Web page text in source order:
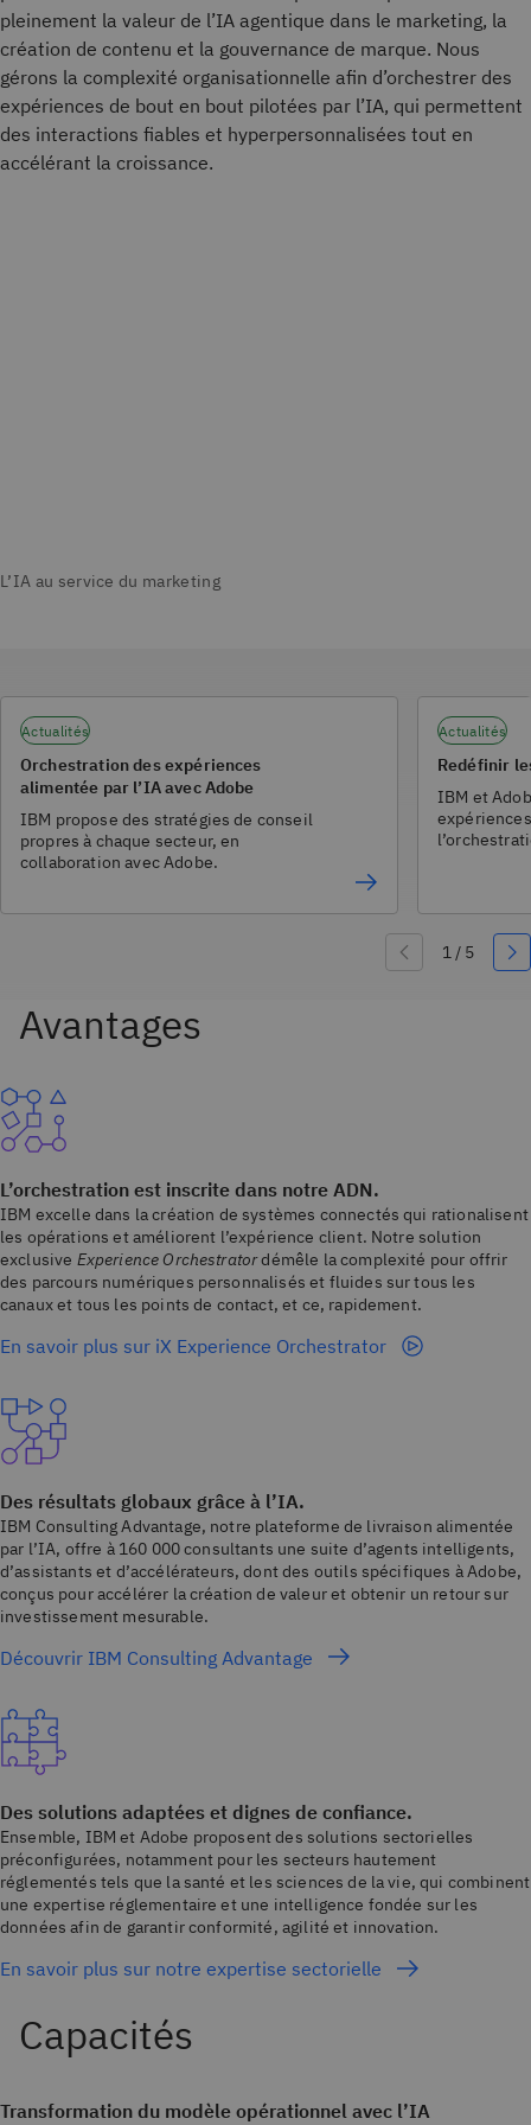
pleinement la valeur de l’IA agentique dans le marketing, la
création de contenu et la gouvernance de marque. Nous
gérons la complexité organisationnelle afin d’orchestrer des
expériences de bout en bout pilotées par l’IA, qui permettent
des interactions fiables et hyperpersonnalisées tout en
accélérant la croissance.
Actualités
Orchestration des expériences
alimentée par l’IA avec Adobe
IBM propose des stratégies de conseil
propres à chaque secteur, en
collaboration avec Adobe.
Actualités
Redéfinir
IBM et
L’orchestration est inscrite dans notre ADN.
IBM excelle dans la création de systèmes connectés qui rationalisent
les opérations et améliorent l’expérience client. Notre solution
exclusive Experience Orchestratordémêle la complexité pour offrir
des parcours numériques personnalisés et fluides sur tous les
canaux et tous les points de contact, et ce, rapidement.
En savoir plus sur iX Experience Orchestrator
Des résultats globaux grâce à l’IA.
IBM Consulting Advantage, notre plateforme de livraison alimentée
par l’IA, offre à 160 000 consultants une suite d’agents intelligents,
d’assistants et d’accélérateurs, dont des outils spécifiques à Adobe,
conçus pour accélérer la création de valeur et obtenir un retour sur
investissement mesurable.
Découvrir IBM Consulting Advantage
Des solutions adaptées et dignes de confiance.
Ensemble, IBM et Adobe proposent des solutions sectorielles
préconfigurées, notamment pour les secteurs hautement
réglementés tels que la santé et les sciences de la vie, qui combinent
une expertise réglementaire et une intelligence fondée sur les
données afin de garantir conformité, agilité et innovation.
En savoir plus sur notre expertise sectorielle
Transformation du modèle opérationnel avec l’IA